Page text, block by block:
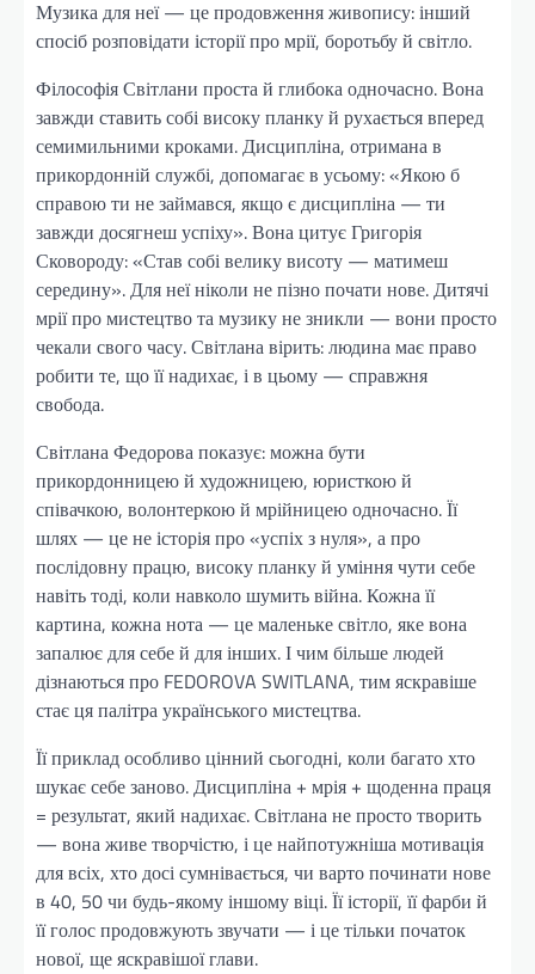
Музика для неї — це продовження живопису: інший
спосіб розповідати історії про мрії, боротьбу й світло.
Філософія Світлани проста й глибока одночасно. Вона
завжди ставить собі високу планку й рухається вперед
семимильними кроками. Дисципліна, отримана в
прикордонній службі, допомагає в усьому: «Якою б
справою ти не займався, якщо є дисципліна — ти
завжди досягнеш успіху». Вона цитує Григорія
Сковороду: «Став собі велику висоту — матимеш
середину». Для неї ніколи не пізно почати нове. Дитячі
мрії про мистецтво та музику не зникли — вони просто
чекали свого часу. Світлана вірить: людина має право
робити те, що її надихає, і в цьому — справжня
свобода.
Світлана Федорова показує: можна бути
прикордонницею й художницею, юристкою й
співачкою, волонтеркою й мрійницею одночасно. Її
шлях — це не історія про «успіх з нуля», а про
послідовну працю, високу планку й уміння чути себе
навіть тоді, коли навколо шумить війна. Кожна її
картина, кожна нота — це маленьке світло, яке вона
запалює для себе й для інших. І чим більше людей
дізнаються про FEDOROVA SWITLANA, тим яскравіше
стає ця палітра українського мистецтва.
Її приклад особливо цінний сьогодні, коли багато хто
шукає себе заново. Дисципліна + мрія + щоденна праця
= результат, який надихає. Світлана не просто творить
— вона живе творчістю, і це найпотужніша мотивація
для всіх, хто досі сумнівається, чи варто починати нове
в 40, 50 чи будь-якому іншому віці. Її історії, її фарби й
її голос продовжують звучати — і це тільки початок
нової, ще яскравішої глави.